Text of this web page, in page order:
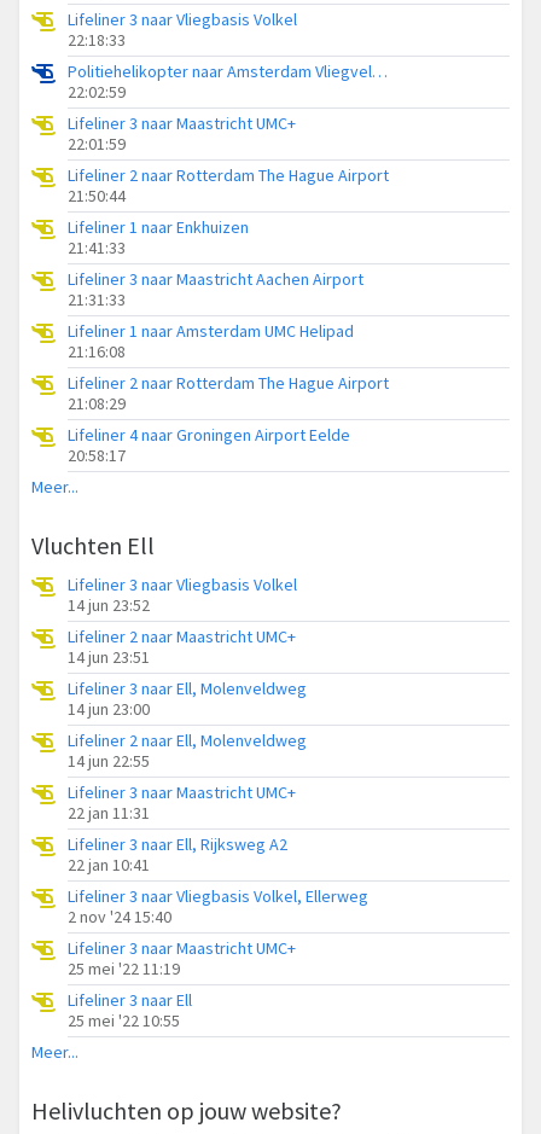
Lifeliner 3 naar Vliegbasis Volkel
22:18:33
Politiehelikopter naar Amsterdam Vliegveld Schiphol
22:02:59
Lifeliner 3 naar Maastricht UMC+
22:01:59
Lifeliner 2 naar Rotterdam The Hague Airport
21:50:44
Lifeliner 1 naar Enkhuizen
21:41:33
Lifeliner 3 naar Maastricht Aachen Airport
21:31:33
Lifeliner 1 naar Amsterdam UMC Helipad
21:16:08
Lifeliner 2 naar Rotterdam The Hague Airport
21:08:29
Lifeliner 4 naar Groningen Airport Eelde
20:58:17
Meer...
Vluchten Ell
Lifeliner 3 naar Vliegbasis Volkel
14 jun 23:52
Lifeliner 2 naar Maastricht UMC+
14 jun 23:51
Lifeliner 3 naar Ell, Molenveldweg
14 jun 23:00
Lifeliner 2 naar Ell, Molenveldweg
14 jun 22:55
Lifeliner 3 naar Maastricht UMC+
22 jan 11:31
Lifeliner 3 naar Ell, Rijksweg A2
22 jan 10:41
Lifeliner 3 naar Vliegbasis Volkel, Ellerweg
2 nov '24 15:40
Lifeliner 3 naar Maastricht UMC+
25 mei '22 11:19
Lifeliner 3 naar Ell
25 mei '22 10:55
Meer...
Helivluchten op jouw website?